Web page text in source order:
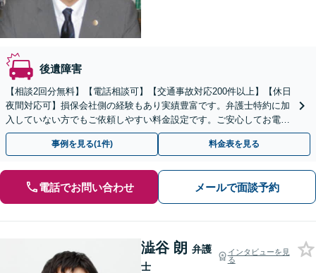
後遺障害
【相談2回分無料】【電話相談可】【交通事故対応200件以上】【休日
夜間対応可】損保会社側の経験もあり実績豊富です。弁護士特約に加
入していない方でもご依頼しやすい料金設定です。ご安心してお電話
ください。【札幌市を中心に全道各地から相談受付中】
事例を見る(1件) 料金表を見る
電話でお問い合わせ メールで面談予約
澁谷 朗 弁護
士
インタビューを見
る